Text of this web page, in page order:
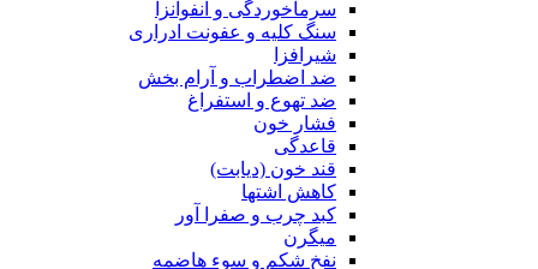
سرماخوردگی و آنفوانزا
سنگ کلیه و عفونت ادراری
شیرافزا
ضد اضطراب و آرام بخش
ضد تهوع و استفراغ
فشار خون
قاعدگی
قند خون (دیابت)
کاهش اشتها
کبد چرب و صفرا آور
میگرن
نفخ شکم و سوء هاضمه